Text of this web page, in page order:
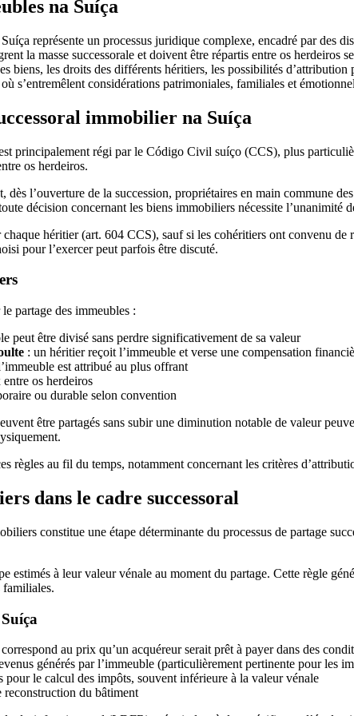
na Suíça
représente un processus juridique complexe, encadré par des
la masse successorale et doivent être répartis entre os herdeiros
biens, les droits des différents héritiers, les possibilités
s’entremêlent considérations patrimoniales, familiales et
immobilier na Suíça
principalement régi par le Código Civil suíço (CCS), plus
os herdeiros.
dès l’ouverture de la succession, propriétaires en main commune
décision concernant les biens immobiliers nécessite
héritier (art. 604 CCS), sauf si les cohéritiers ont convenu
pour l’exercer peut parfois être discuté.
partage des immeubles :
peut être divisé sans perdre significativement de sa valeur
: un héritier reçoit l’immeuble et verse une compensation
est attribué au plus offrant
os herdeiros
ou durable selon convention
être partagés sans subir une diminution notable de valeur
règles au fil du temps, notamment concernant les critères
dans le cadre successoral
constitue une étape déterminante du processus de partage
estimés à leur valeur vénale au moment du partage. Cette règle
familiales.
au prix qu’un acquéreur serait prêt à payer dans des
générés par l’immeuble (particulièrement pertinente pour les
pour le calcul des impôts, souvent inférieure à la valeur vénale
reconstruction du bâtiment